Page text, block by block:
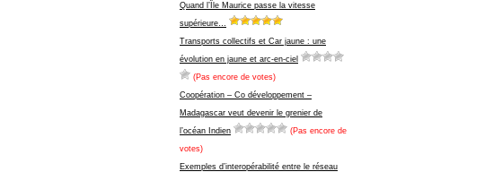
Quand l’Île Maurice passe la vitesse
supérieure…
Transports collectifs et Car jaune : une
évolution en jaune et arc-en-ciel
(Pas encore de votes)
Coopération – Co développement –
Madagascar veut devenir le grenier de
l’océan Indien
(Pas encore de
votes)
Exemples d’interopérabilité entre le réseau